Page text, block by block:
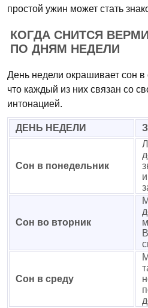
простой ужин может стать
КОГДА СНИТСЯ
ПО ДНЯМ НЕДЕЛИ
День недели окрашивает сон в
что каждый из них связан со
интонацией.
ДЕНЬ НЕДЕЛИ
Сон в понедельник
Сон во вторник
Сон в среду